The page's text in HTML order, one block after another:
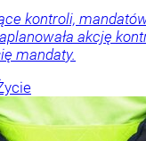
kontroli,
akcję
mandaty.